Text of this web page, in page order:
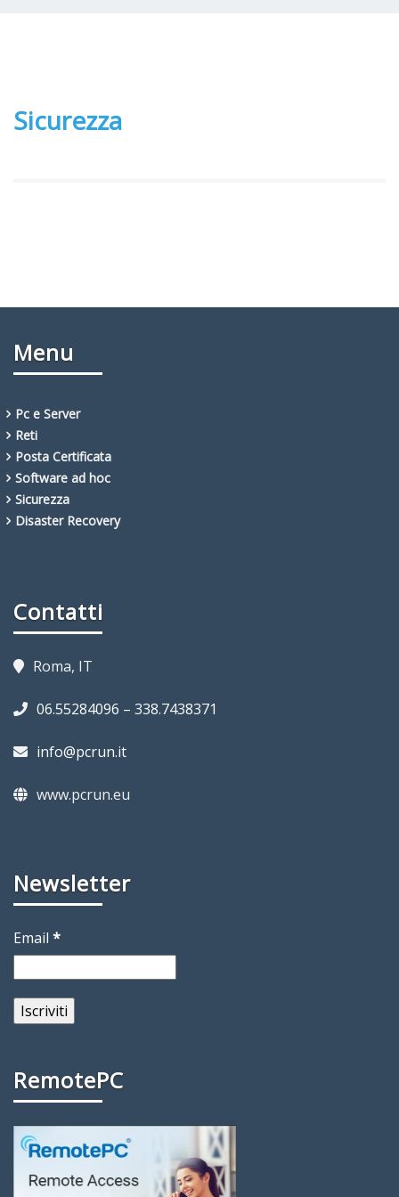
Sicurezza
Menu
Pc e Server
Reti
Posta Certificata
Software ad hoc
Sicurezza
Disaster Recovery
Contatti
Roma, IT
06.55284096 – 338.7438371
info@pcrun.it
www.pcrun.eu
Newsletter
Email *
RemotePC